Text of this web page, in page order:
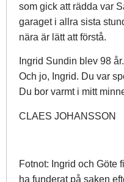
som gick att rädda var
garaget i allra sista
nära är lätt att förstå.
Ingrid Sundin blev 98 år.
Och jo, Ingrid. Du var
Du bor varmt i mitt
CLAES JOHANSSON
Fotnot: Ingrid och Göte
ha funderat på saken